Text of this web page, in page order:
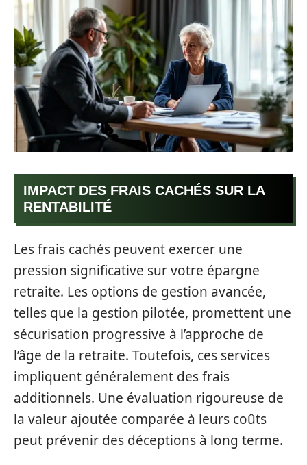
IMPACT DES FRAIS CACHÉS SUR LA
RENTABILITÉ
Les frais cachés peuvent exercer une
pression significative sur votre épargne
retraite. Les options de gestion avancée,
telles que la gestion pilotée, promettent une
sécurisation progressive à l’approche de
l’âge de la retraite. Toutefois, ces services
impliquent généralement des frais
additionnels. Une évaluation rigoureuse de
la valeur ajoutée comparée à leurs coûts
peut prévenir des déceptions à long terme.